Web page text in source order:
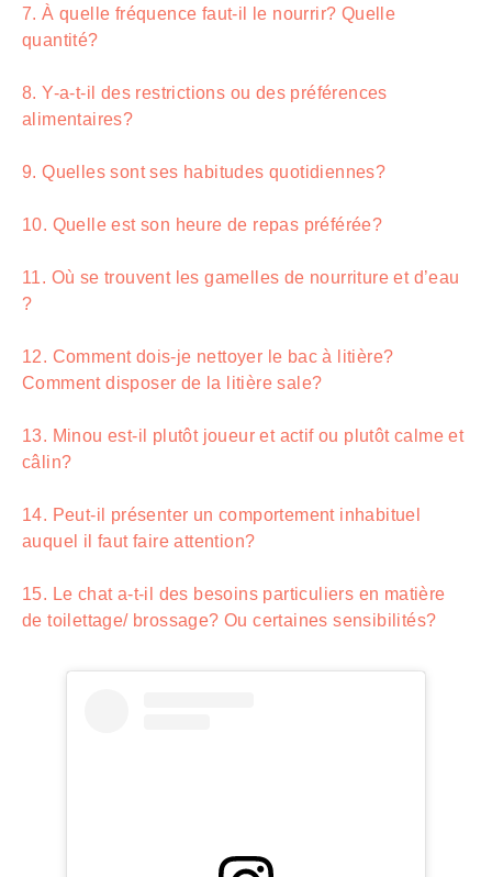
7. À quelle fréquence faut-il le nourrir? Quelle
quantité?
8. Y-a-t-il des restrictions ou des préférences
alimentaires?
9. Quelles sont ses habitudes quotidiennes?
10. Quelle est son heure de repas préférée?
11. Où se trouvent les gamelles de nourriture et d’eau
?
12. Comment dois-je nettoyer le bac à litière?
Comment disposer de la litière sale?
13. Minou est-il plutôt joueur et actif ou plutôt calme et
câlin?
14. Peut-il présenter un comportement inhabituel
auquel il faut faire attention?
15. Le chat a-t-il des besoins particuliers en matière
de toilettage/ brossage? Ou certaines sensibilités?